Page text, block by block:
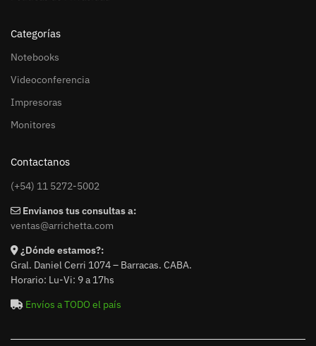
Categorías
Notebooks
Videoconferencia
Impresoras
Monitores
Contactanos
(+54) 11 5272-5002
Envianos tus consultas a:
ventas@arrichetta.com
¿Dónde estamos?:
Gral. Daniel Cerri 1074 – Barracas. CABA.
Horario: Lu-Vi: 9 a 17hs
Envíos a TODO el país